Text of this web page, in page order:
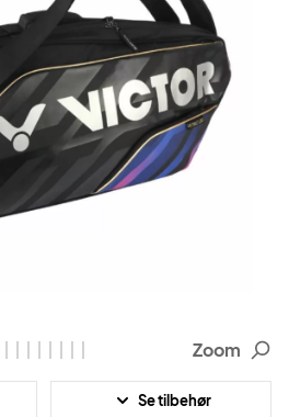
Zoom
Se tilbehør